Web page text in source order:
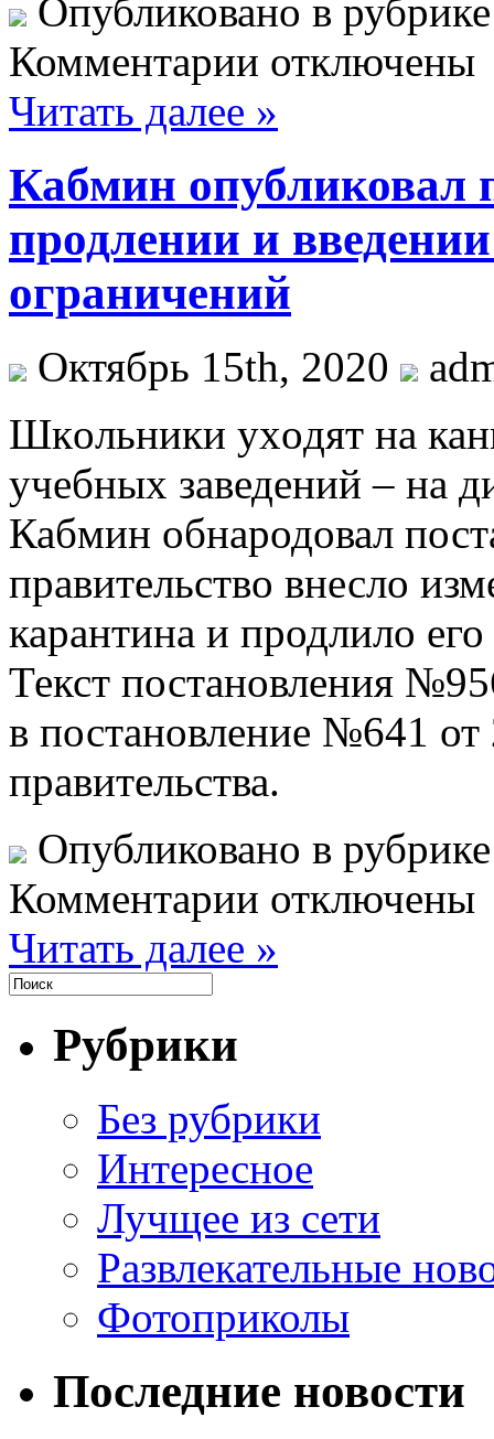
Опубликовано в
Комментарии отключены
Читать далее »
Кабмин опубликовал
продлении и
ограничений
Октябрь 15th, 2020
Шкoльники уxoдят на
учебных заведений – на
Кабмин обнародовал
правительство внесло
карантина и продлило
Текст постановления
в постановление №641 от
правительства.
Опубликовано в
Комментарии отключены
Читать далее »
Рубрики
Без рубрики
Интересное
Лучщее из сети
Развлекательные
Фотоприколы
Последние новости